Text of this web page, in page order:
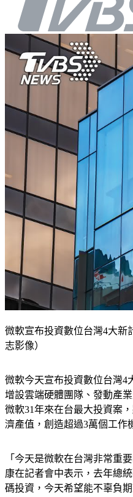
微軟宣布投資數位台灣4大新
志影像）
微軟今天宣布投資數位台灣4
增設雲端硬體團隊、發動產
微軟31年來在台最大投資案
濟產值，創造超過3萬個工作
「今天是微軟在台灣非常重
康在記者會中表示，去年總
碼投資，今天希望能不辜負